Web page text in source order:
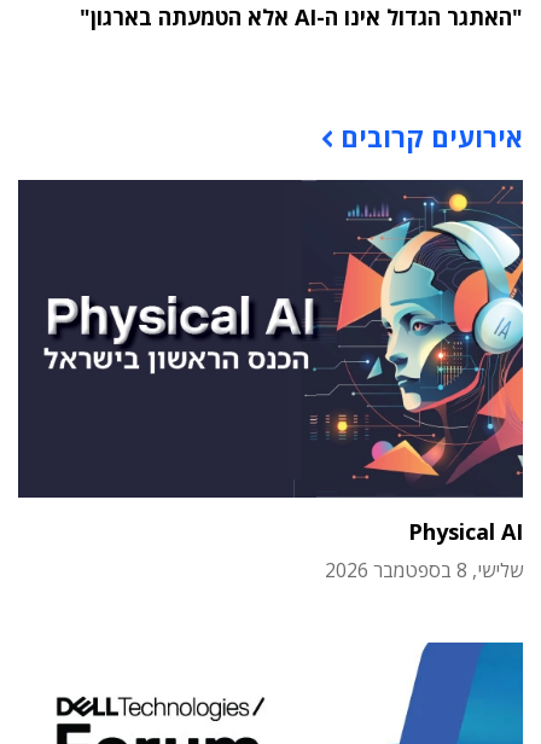
"האתגר הגדול אינו ה-AI אלא הטמעתה בארגון"
אירועים קרובים
Physical AI
שלישי, 8 בספטמבר 2026